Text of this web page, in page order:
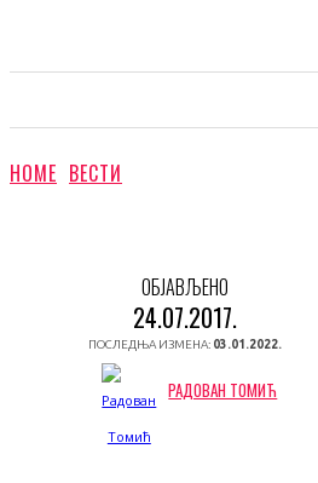
HOME ВЕСТИ
ОБЈАВЉЕНО
24.07.2017.
ПОСЛЕДЊА ИЗМЕНА: 03.01.2022.
РАДОВАН ТОМИЋ